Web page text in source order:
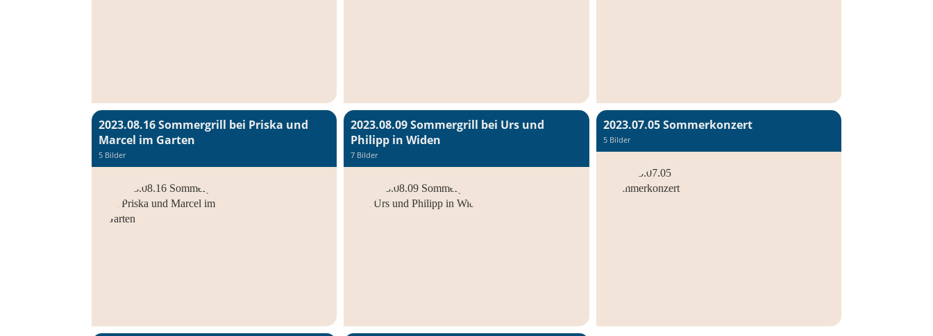
2023.08.16 Sommergrill bei Priska und
Marcel im Garten
5 Bilder
2023.08.09 Sommergrill bei Urs und
Philipp in Widen
7 Bilder
2023.07.05 Sommerkonzert
5 Bilder